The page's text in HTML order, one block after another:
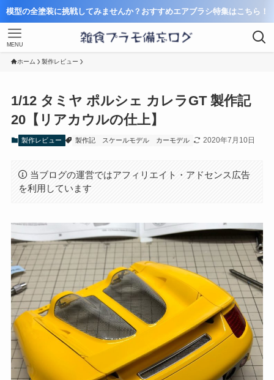
模型の全塗装に挑戦してみませんか？おすすめエアブラシ特集はこちら！
MENU
ホーム 製作レビュー
1/12 タミヤ ポルシェ カレラGT 製作記
20【リアカウルの仕上】
製作レビュー 製作記 スケールモデル カーモデル 2020年7月10日
当ブログの運営ではアフィリエイト・アドセンス広告
を利用しています